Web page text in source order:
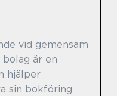
vid gemensam
är en
hjälper
sin bokföring